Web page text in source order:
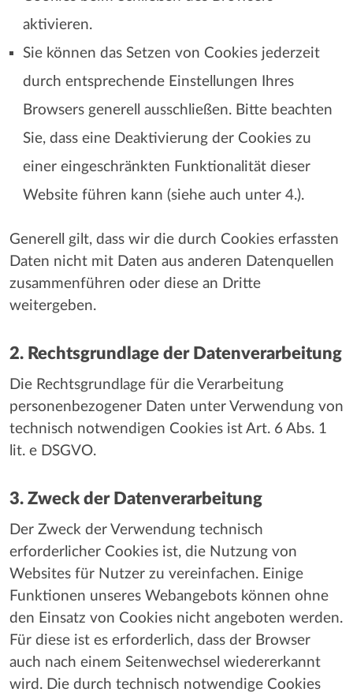
aktivieren.
Sie können das Setzen von Cookies jederzeit
durch entsprechende Einstellungen Ihres
Browsers generell ausschließen. Bitte beachten
Sie, dass eine Deaktivierung der Cookies zu
einer eingeschränkten Funktionalität dieser
Website führen kann (siehe auch unter 4.).
Generell gilt, dass wir die durch Cookies erfassten
Daten nicht mit Daten aus anderen Datenquellen
zusammenführen oder diese an Dritte
weitergeben.
2. Rechtsgrundlage der Datenverarbeitung
Die Rechtsgrundlage für die Verarbeitung
personenbezogener Daten unter Verwendung von
technisch notwendigen Cookies ist Art. 6 Abs. 1
lit. e DSGVO.
3. Zweck der Datenverarbeitung
Der Zweck der Verwendung technisch
erforderlicher Cookies ist, die Nutzung von
Websites für Nutzer zu vereinfachen. Einige
Funktionen unseres Webangebots können ohne
den Einsatz von Cookies nicht angeboten werden.
Für diese ist es erforderlich, dass der Browser
auch nach einem Seitenwechsel wiedererkannt
wird. Die durch technisch notwendige Cookies